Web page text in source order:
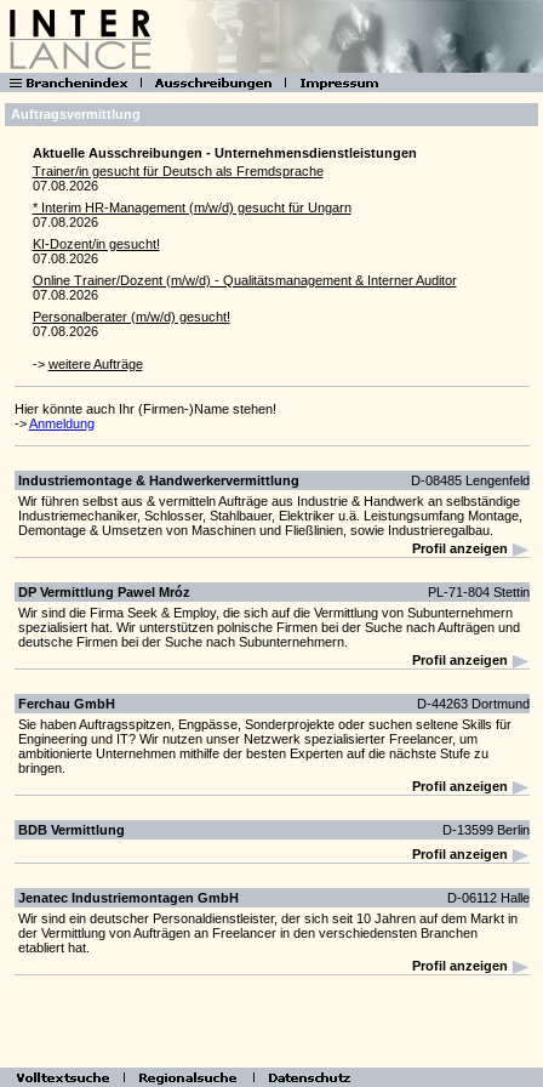
Auftragsvermittlung
Aktuelle Ausschreibungen - Unternehmensdienstleistungen
Trainer/in gesucht für Deutsch als Fremdsprache
07.08.2026
* Interim HR-Manage­ment (m/w/d) gesucht für Ungarn
07.08.2026
KI-Dozent/in gesucht!
07.08.2026
Online Trainer/Dozent (m/w/d) - Qualitätsmanagement & Interner Auditor
07.08.2026
Personalberater (m/w/d) gesucht!
07.08.2026
-> weitere Aufträge
Hier könnte auch Ihr (Firmen-)Name stehen!
->Anmeldung
Industriemontage & Handwerkervermittlung
D-08485 Lengenfeld
Wir führen selbst aus & vermitteln Aufträge aus Industrie & Handwerk an selbständige
Industriemechaniker, Schlosser, Stahlbauer, Elektriker u.ä. Leistungsumfang Montage,
Demontage & Umsetzen von Maschinen und Fließlinien, sowie Industrieregalbau.
Profil anzeigen
DP Vermittlung Pawel Mróz
PL-71-804 Stettin
Wir sind die Firma Seek & Employ, die sich auf die Vermittlung von Subunternehmern
spezialisiert hat. Wir unterstützen polnische Firmen bei der Suche nach Aufträgen und
deutsche Firmen bei der Suche nach Subunternehmern.
Profil anzeigen
Ferchau GmbH
D-44263 Dortmund
Sie haben Auftragsspitzen, Engpässe, Sonderprojekte oder suchen seltene Skills für
Engineering und IT? Wir nutzen unser Netzwerk spezialisierter Freelancer, um
ambitionierte Unternehmen mithilfe der besten Experten auf die nächste Stufe zu
bringen.
Profil anzeigen
BDB Vermittlung
D-13599 Berlin
Profil anzeigen
Jenatec Industriemontagen GmbH
D-06112 Halle
Wir sind ein deutscher Personaldienstleister, der sich seit 10 Jahren auf dem Markt in
der Vermittlung von Aufträgen an Freelancer in den verschiedensten Branchen
etabliert hat.
Profil anzeigen